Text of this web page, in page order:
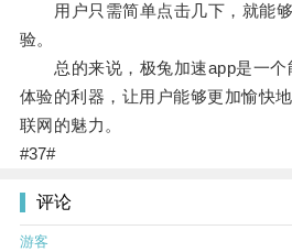
用户只需简单点击几下，就能够
验。
总的来说，极兔加速app是一个
体验的利器，让用户能够更加愉快
联网的魅力。
#37#
评论
游客